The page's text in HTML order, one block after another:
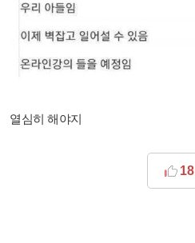
열심히 해야지
18